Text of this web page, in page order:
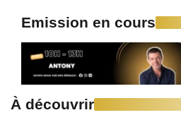
Emission en cours
À découvrir